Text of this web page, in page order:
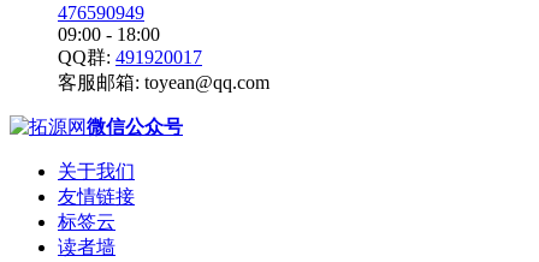
476590949
09:00 - 18:00
QQ群: 491920017
客服邮箱: toyean@qq.com
微信公众号
关于我们
友情链接
标签云
读者墙